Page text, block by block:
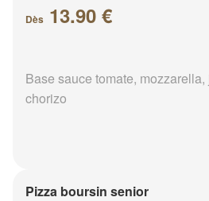
Dès 13.90 €
Base sauce tomate,
chorizo
Pizza boursin senior